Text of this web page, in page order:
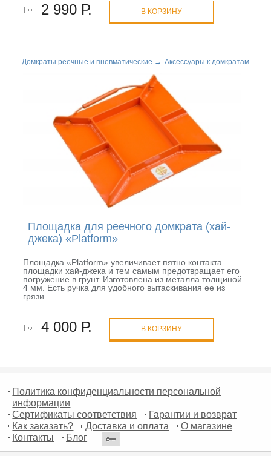
2 990 Р. В КОРЗИНУ
Домкраты реечные и пневматические → Аксессуары к домкратам
Площадка для реечного домкрата (хай-
джека) «Platform»
Площадка «Platform» увеличивает пятно контакта
площадки хай-джека и тем самым предотвращает его
погружение в грунт. Изготовлена из металла толщиной
4 мм. Есть ручка для удобного вытаскивания ее из
грязи.
4 000 Р. В КОРЗИНУ
Политика конфиденциальности персональной
информации
Сертификаты соответствия
Гарантии и возврат
Как заказать?
Доставка и оплата
О магазине
Контакты
Блог